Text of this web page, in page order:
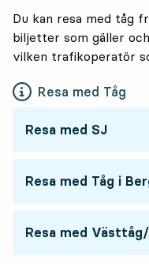
Du kan resa med tåg
biljetter som gäller
vilken trafikoperatör
Resa med Tåg
Resa med SJ
Resa med Tåg i
Resa med